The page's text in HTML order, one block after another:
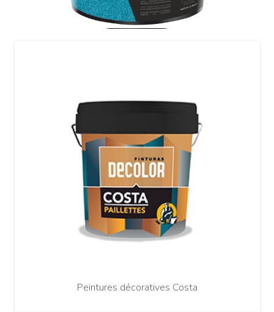
Peintures décoratives Costa